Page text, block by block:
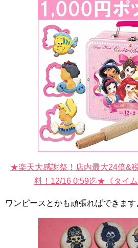
★楽天大感謝祭！店内最大24倍&
料！12/16 0:59迄★《タイ
ワンピースとかも頑張ればできます